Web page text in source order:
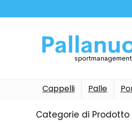
Cappelli Palle
Categorie di Prodotto